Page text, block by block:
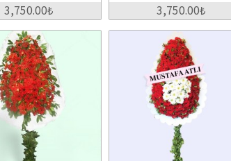
3,750.00₺ 3,750.00₺